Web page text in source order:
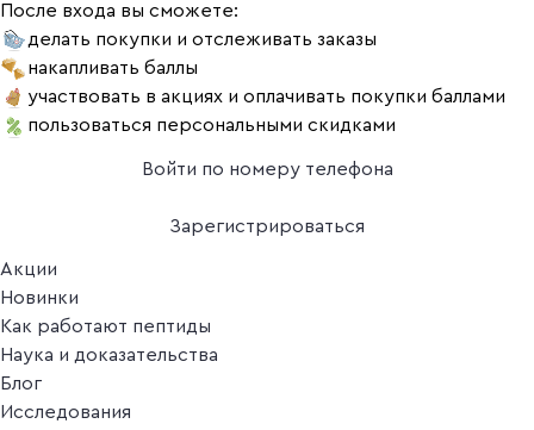
После входа вы сможете:
делать покупки и отслеживать заказы
накапливать баллы
участвовать в акциях и оплачивать покупки баллами
пользоваться персональными скидками
Войти по номеру телефона
Зарегистрироваться
Акции
Новинки
Как работают пептиды
Наука и доказательства
Блог
Исследования